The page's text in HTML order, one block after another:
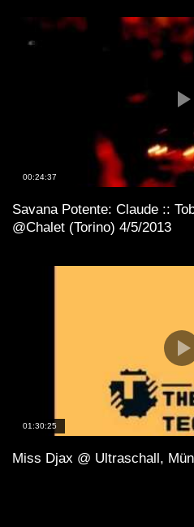
00:24:37
Savana Potente: Claude ::
@Chalet (Torino) 4/5/2013
01:30:25
Miss Djax @ Ultraschall,